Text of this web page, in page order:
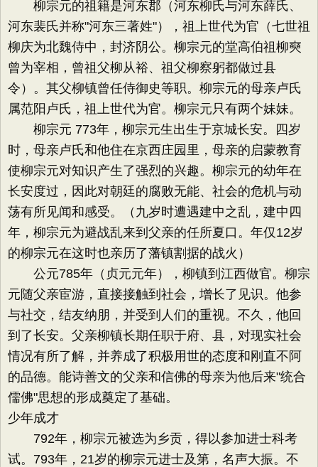
柳宗元的祖籍是河东郡（河东柳氏与河东薛氏、
河东裴氏并称"河东三著姓"），祖上世代为官（七世祖
柳庆为北魏侍中，封济阴公。柳宗元的堂高伯祖柳奭
曾为宰相，曾祖父柳从裕、祖父柳察躬都做过县
令）。其父柳镇曾任侍御史等职。柳宗元的母亲卢氏
属范阳卢氏，祖上世代为官。柳宗元只有两个妹妹。
柳宗元 773年，柳宗元生出生于京城长安。四岁
时，母亲卢氏和他住在京西庄园里，母亲的启蒙教育
使柳宗元对知识产生了强烈的兴趣。柳宗元的幼年在
长安度过，因此对朝廷的腐败无能、社会的危机与动
荡有所见闻和感受。（九岁时遭遇建中之乱，建中四
年，柳宗元为避战乱来到父亲的任所夏口。年仅12岁
的柳宗元在这时也亲历了藩镇割据的战火）
公元785年（贞元元年），柳镇到江西做官。柳宗
元随父亲宦游，直接接触到社会，增长了见识。他参
与社交，结友纳朋，并受到人们的重视。不久，他回
到了长安。父亲柳镇长期任职于府、县，对现实社会
情况有所了解，并养成了积极用世的态度和刚直不阿
的品德。能诗善文的父亲和信佛的母亲为他后来"统合
儒佛"思想的形成奠定了基础。
少年成才
792年，柳宗元被选为乡贡，得以参加进士科考
试。793年，21岁的柳宗元进士及第，名声大振。不